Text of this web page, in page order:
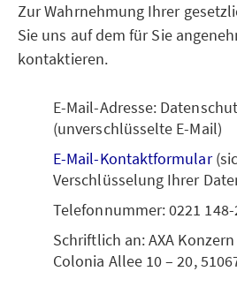
Zur Wahrnehmung Ihrer
Sie uns auf dem für Sie
kontaktieren.
E-Mail-Adresse:
(unverschlüsselte E-Mail)
E-Mail-Kontaktformular
Verschlüsselung Ihrer
Telefonnummer: 0221 148-
Schriftlich an: AXA
Colonia Allee 10 – 20,